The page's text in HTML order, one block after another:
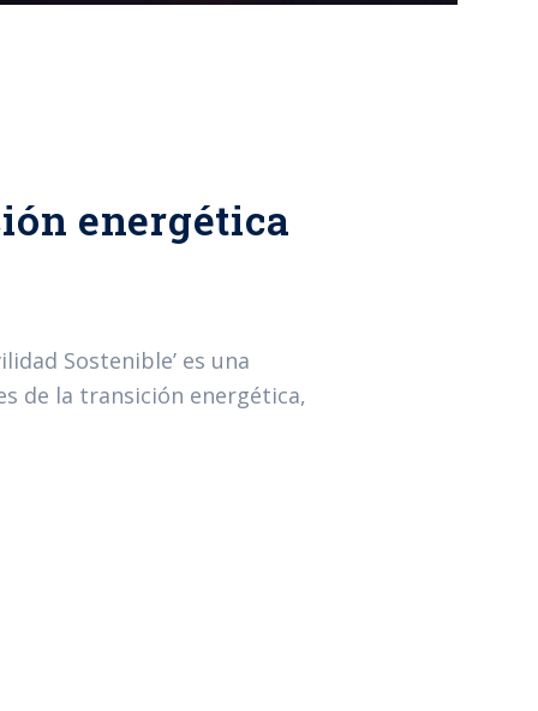
energética
Sostenible’ es una
de la transición energética,